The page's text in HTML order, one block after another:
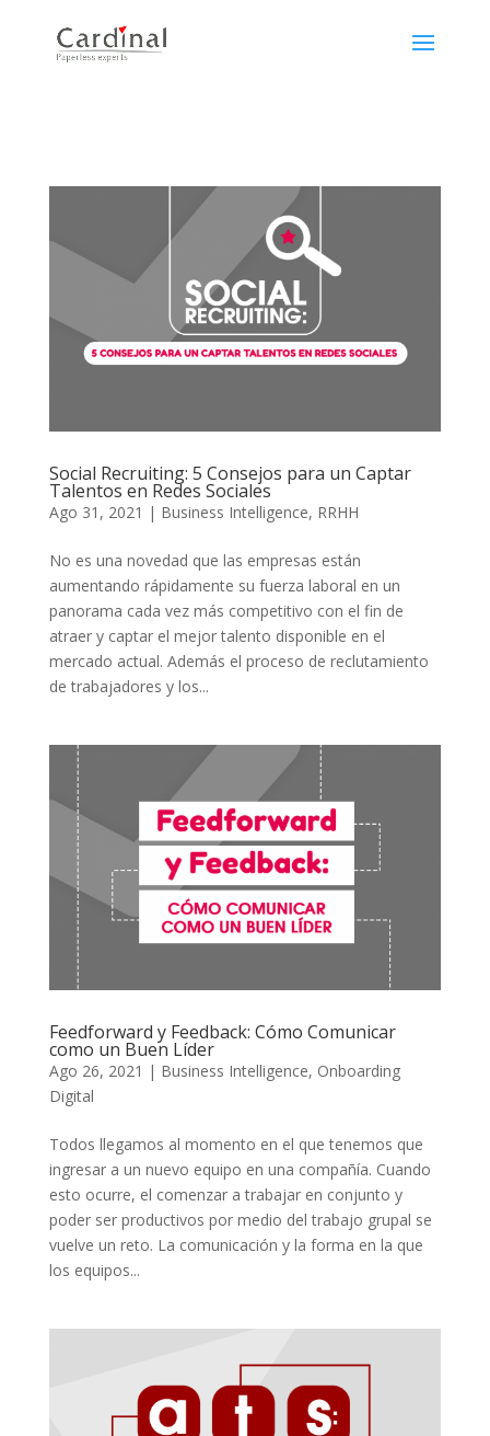
Social Recruiting: 5 Consejos para un Captar
Talentos en Redes Sociales
Ago 31, 2021 | Business Intelligence, RRHH
No es una novedad que las empresas están
aumentando rápidamente su fuerza laboral en un
panorama cada vez más competitivo con el fin de
atraer y captar el mejor talento disponible en el
mercado actual. Además el proceso de reclutamiento
de trabajadores y los...
Feedforward y Feedback: Cómo Comunicar
como un Buen Líder
Ago 26, 2021 | Business Intelligence, Onboarding
Digital
Todos llegamos al momento en el que tenemos que
ingresar a un nuevo equipo en una compañía. Cuando
esto ocurre, el comenzar a trabajar en conjunto y
poder ser productivos por medio del trabajo grupal se
vuelve un reto. La comunicación y la forma en la que
los equipos...